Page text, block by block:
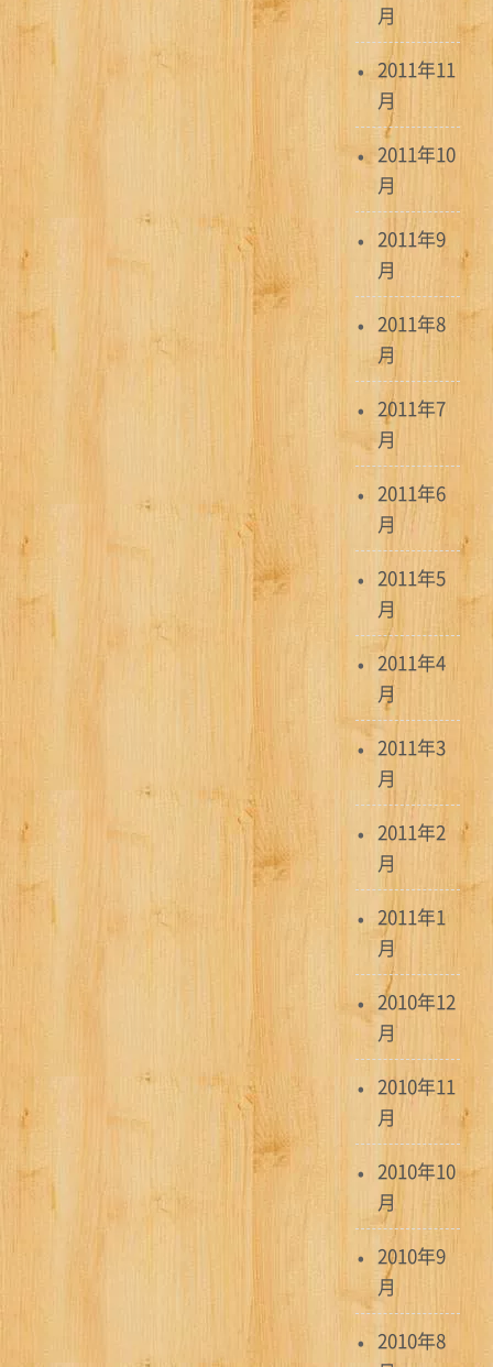
月
2011年11
月
2011年10
月
2011年9
月
2011年8
月
2011年7
月
2011年6
月
2011年5
月
2011年4
月
2011年3
月
2011年2
月
2011年1
月
2010年12
月
2010年11
月
2010年10
月
2010年9
月
2010年8